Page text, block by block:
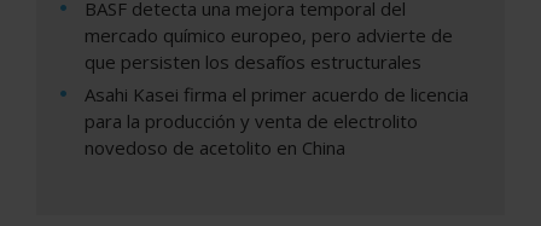
BASF detecta una mejora temporal del
mercado químico europeo, pero advierte de
que persisten los desafíos estructurales
Asahi Kasei firma el primer acuerdo de licencia
para la producción y venta de electrolito
novedoso de acetolito en China